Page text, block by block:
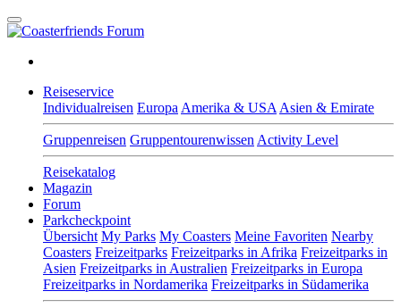
Reiseservice
Individualreisen Europa Amerika & USA Asien & Emirate
Gruppenreisen Gruppentourenwissen Activity Level
Reisekatalog
Magazin
Forum
Parkcheckpoint
Übersicht My Parks My Coasters Meine Favoriten Nearby
Coasters Freizeitparks Freizeitparks in Afrika Freizeitparks in
Asien Freizeitparks in Australien Freizeitparks in Europa
Freizeitparks in Nordamerika Freizeitparks in Südamerika